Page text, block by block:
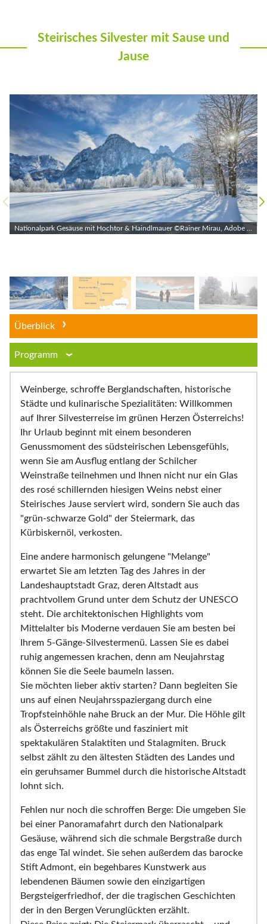
Steirisches Silvester mit Sause und
Jause
Überblick
Programm
Weinberge, schroffe Berglandschaften, historische
Städte und kulinarische Spezialitäten: Willkommen
auf Ihrer Silvesterreise im grünen Herzen Österreichs!
Ihr Urlaub beginnt mit einem besonderen
Genussmoment des südsteirischen Lebensgefühls,
wenn Sie am Ausflug entlang der Schilcher
Weinstraße teilnehmen und Ihnen nicht nur ein Glas
des rosé schillernden hiesigen Weins nebst einer
Steirisches Jause serviert wird, sondern Sie auch das
"grün-schwarze Gold" der Steiermark, das
Kürbiskernöl, verkosten.
Eine andere harmonisch gelungene "Melange"
erwartet Sie am letzten Tag des Jahres in der
Landeshauptstadt Graz, deren Altstadt aus
prachtvollem Grund unter dem Schutz der UNESCO
steht. Die architektonischen Highlights vom
Mittelalter bis Moderne verdauen Sie am besten bei
Ihrem 5-Gänge-Silvestermenü. Lassen Sie es dabei
ruhig angemessen krachen, denn am Neujahrstag
können Sie die Seele baumeln lassen.
Sie möchten lieber aktiv starten? Dann begleiten Sie
uns auf einen Neujahrsspaziergang durch eine
Tropfsteinhöhle nahe Bruck an der Mur. Die Höhle gilt
als Österreichs größte und fasziniert mit
spektakulären Stalaktiten und Stalagmiten. Bruck
selbst zählt zu den ältesten Städten des Landes und
ein geruhsamer Bummel durch die historische Altstadt
lohnt sich.
Fehlen nur noch die schroffen Berge: Die umgeben Sie
bei einer Panoramafahrt durch den Nationalpark
Gesäuse, während sich die schmale Bergstraße durch
das enge Tal windet. Sie sehen außerdem das barocke
Stift Admont, ein begehbares Kunstwerk aus
lebendenen Bäumen sowie den einzigartigen
Bergsteigerfriedhof, der die tragischen Geschichten
der in den Bergen Verunglückten erzählt.